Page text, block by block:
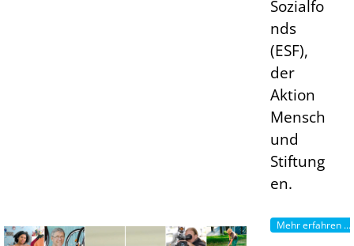
Sozialfo
nds
(ESF),
der
Aktion
Mensch
und
Stiftung
en.
Mehr erfahren ...